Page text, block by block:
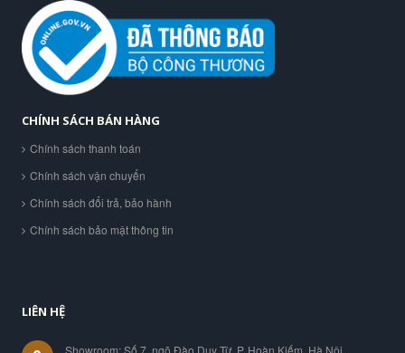
CHÍNH SÁCH BÁN HÀNG
Chính sách thanh toán
Chính sách vận chuyển
Chính sách đổi trả, bảo hành
Chính sách bảo mật thông tin
LIÊN HỆ